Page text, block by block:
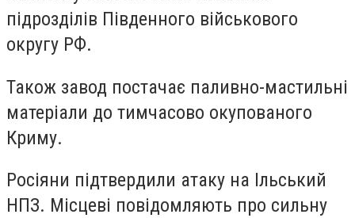
підрозділів Південного військового
округу РФ.
Також завод постачає паливно-мастильні
матеріали до тимчасово окупованого
Криму.
Росіяни підтвердили атаку на Ільський
НПЗ. Місцеві повідомляють про сильну